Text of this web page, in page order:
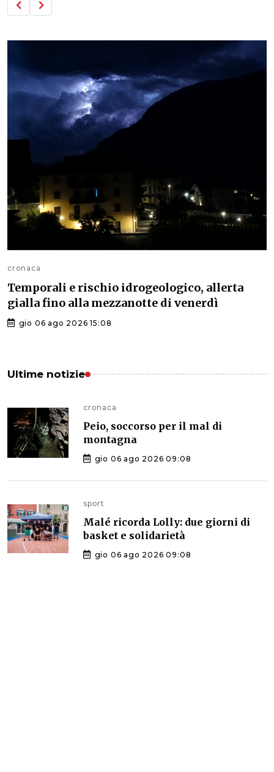
cronaca
Temporali e rischio idrogeologico, allerta
gialla fino alla mezzanotte di venerdì
gio 06 ago 2026 15:08
Ultime notizie
cronaca
Peio, soccorso per il mal di
montagna
gio 06 ago 2026 09:08
sport
Malé ricorda Lolly: due giorni di
basket e solidarietà
gio 06 ago 2026 09:08